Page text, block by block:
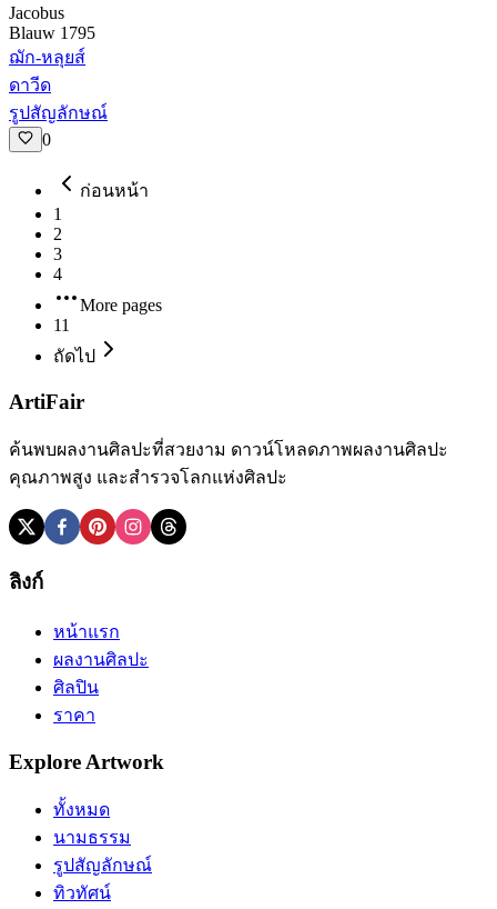
Jacobus
Blauw 1795
ฌัก-หลุยส์
ดาวีด
รูปสัญลักษณ์
0
ก่อนหน้า
1
2
3
4
More pages
11
ถัดไป
ArtiFair
ค้นพบผลงานศิลปะที่สวยงาม ดาวน์โหลดภาพผลงานศิลปะ
คุณภาพสูง และสำรวจโลกแห่งศิลปะ
ลิงก์
หน้าแรก
ผลงานศิลปะ
ศิลปิน
ราคา
Explore Artwork
ทั้งหมด
นามธรรม
รูปสัญลักษณ์
ทิวทัศน์